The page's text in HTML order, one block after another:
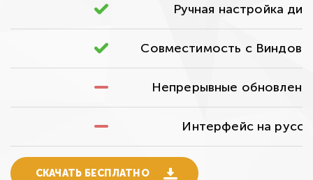
Ручная настройка
Совместимость с Виндовс
Непрерывные
Интерфейс на
СКАЧАТЬ БЕСПЛАТНО